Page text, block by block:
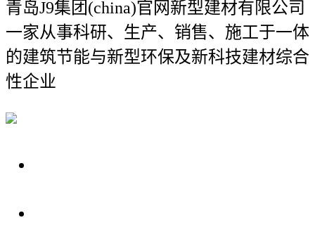
青岛J9集团(china)官网新型建材有限公司
一家从事科研、生产、销售、施工于一体
的建筑节能与新型环保及新科技建材综合
性企业